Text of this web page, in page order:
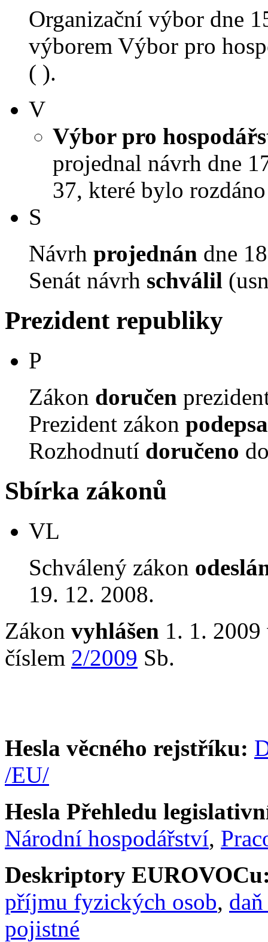
Organizační výbor dne
výborem Výbor pro
( ).
V
Výbor pro
projednal návrh dne
37, které bylo
S
Návrh projednán dne
Senát návrh schválil
Prezident republiky
P
Zákon doručen
Prezident zákon
Rozhodnutí doručeno
Sbírka zákonů
VL
Schválený zákon
19. 12. 2008.
Zákon vyhlášen 1. 1. 2009
číslem 2/2009 Sb.
Hesla věcného rejstříku:
/EU/
Hesla Přehledu
Národní hospodářství,
Deskriptory
příjmu fyzických osob,
pojistné